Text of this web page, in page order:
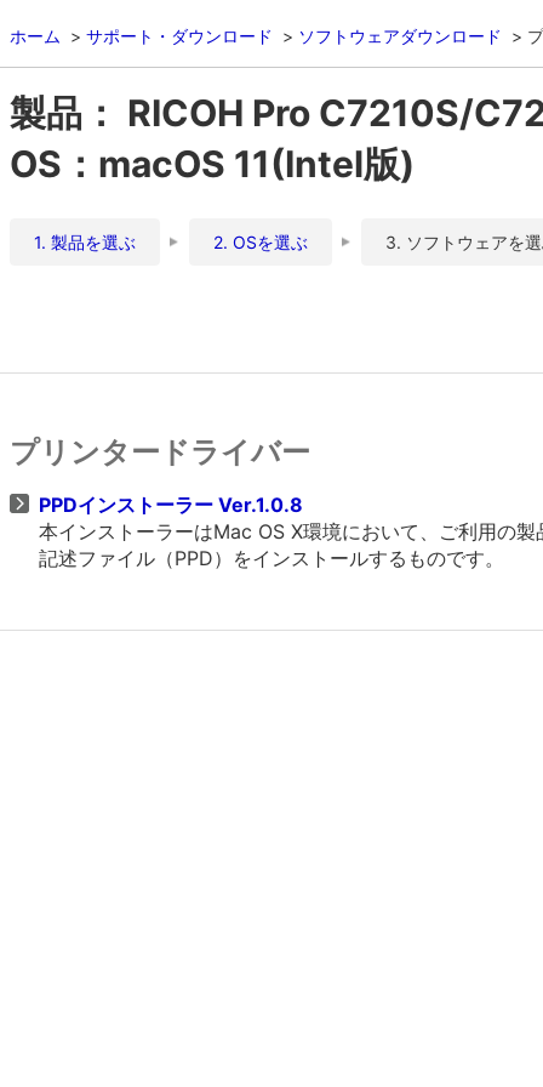
ホーム サポート・ダウンロード ソフトウェアダウンロード
製品： RICOH Pro C7210S/
OS：macOS 11(Intel版)
1. 製品を選ぶ 2. OSを選ぶ 3. ソフトウェアを
プリンタードライバー
PPDインストーラー Ver.1.0.8
本インストーラーはMac OS X環境において、ご利用の
記述ファイル（PPD）をインストールするものです。